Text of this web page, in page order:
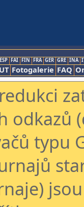
ESP FAI FIN FRA GER GRE INA
Fotogalerie FAQ
odkazů
typu